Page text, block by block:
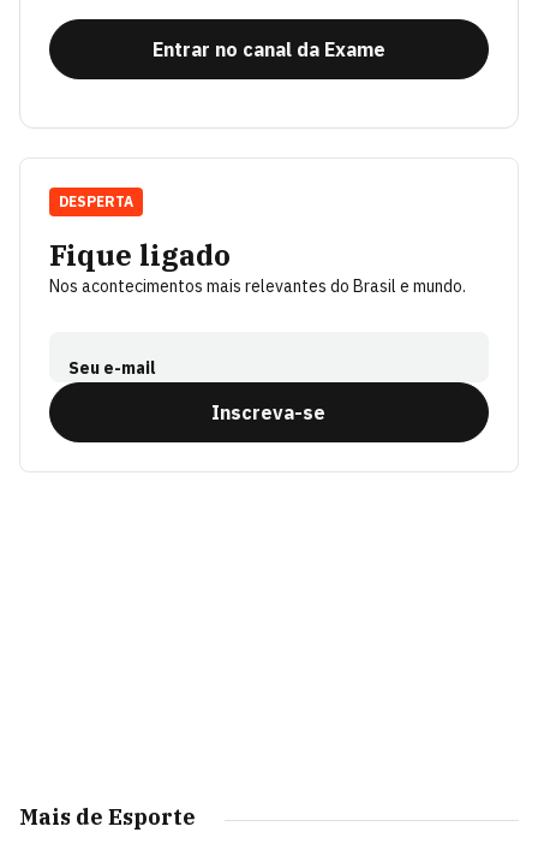
Entrar no canal da Exame
Fique ligado
Nos acontecimentos mais relevantes do Brasil e mundo.
Seu e-mail
Inscreva-se
DESPERTA
Mais de Esporte